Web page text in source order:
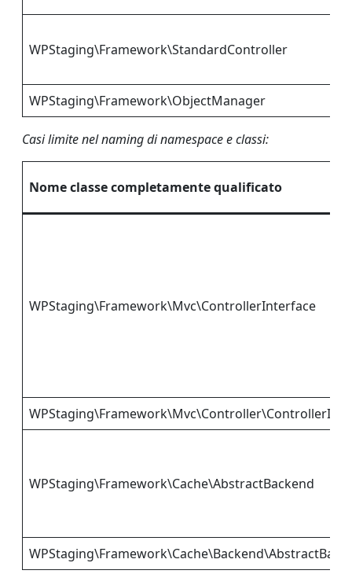
WPStaging\Framework\StandardController
WPStaging\Framework\ObjectManager
Casi limite nel naming di namespace e classi:
Nome classe completamente qualificato
WPStaging\Framework\Mvc\ControllerInterface
WPStaging\Framework\Cache\AbstractBackend